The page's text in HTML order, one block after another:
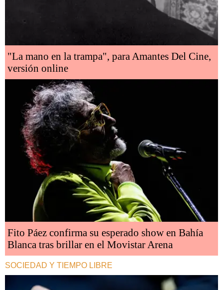
"La mano en la trampa", para Amantes Del Cine,
versión online
Fito Páez confirma su esperado show en Bahía
Blanca tras brillar en el Movistar Arena
SOCIEDAD Y TIEMPO LIBRE